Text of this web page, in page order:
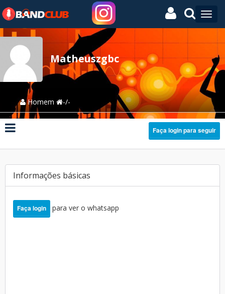
Matheuszgbc
Homem -/-
Faça login para seguir
Informações básicas
Faça login para ver o whatsapp